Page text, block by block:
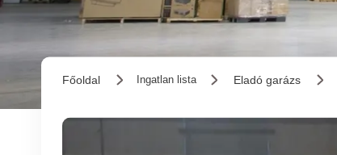
Főoldal Ingatlan lista Eladó garázs